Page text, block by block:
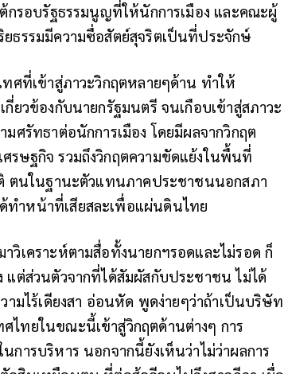
กรอบรัฐธรรมนูญที่ให้นักการเมือง และคณะผู้
ธรรมมีความซื่อสัตย์สุจริตเป็นที่ประจักษ์
ศที่เข้าสู่ภาวะวิกฤตหลายๆด้าน ทำให้
ยวข้องกับนายกรัฐมนตรี จนเกือบเข้าสู่สภาวะ
ศรัทธาต่อนักการเมือง โดยมีผลจากวิกฤต
ษฐกิจ รวมถึงวิกฤตความขัดแย้งในพื้นที่
ตนในฐานะตัวแทนภาคประชาชนนอกสภา
ทำหน้าที่เสียสละเพื่อแผ่นดินไทย
เคราะห์ตามสื่อทั้งนายกฯรอดและไม่รอด ก็
แต่ส่วนตัวจากที่ได้สัมผัสกับประชาชน ไม่ได้
ามไร้เดียงสา อ่อนหัด พูดง่ายๆว่าถ้าเป็นบริษัท
ทยในขณะนี้เข้าสู่วิกฤตด้านต่างๆ การ
การบริหาร นอกจากนี้ยังเห็นว่าไม่ว่าผลการ